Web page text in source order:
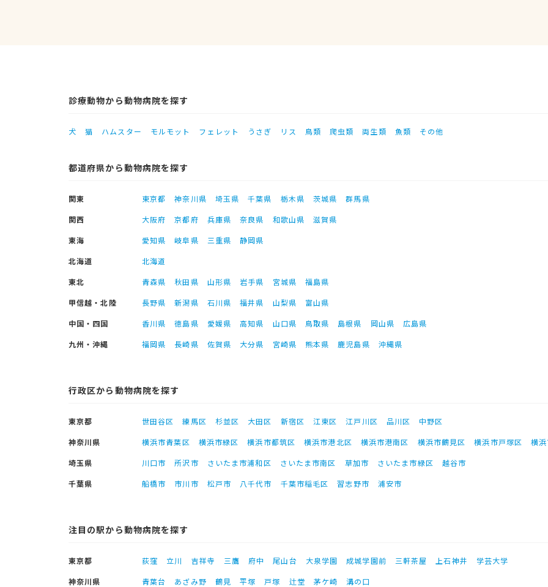
診療動物から動物病院を探す
犬 猫 ハムスター モルモット フェレット うさぎ リス 鳥類 爬虫類 両生類 魚類 その他
都道府県から動物病院を探す
関東 東京都 神奈川県 埼玉県 千葉県 栃木県 茨城県
群馬県
関西
大阪府 京都府 兵庫県 奈良県 和歌山県
滋賀県
東海
愛知県 岐阜県 三重県
静岡県
北海道
北海道
東北
青森県 秋田県 山形県 岩手県 宮城県
福島県
甲信越・北陸
長野県 新潟県 石川県 福井県 山梨県
富山県
中国・四国
香川県 徳島県 愛媛県 高知県 山口県 鳥取県 島根県 岡山県
広島県
九州・沖縄
福岡県 長崎県 佐賀県 大分県 宮崎県 熊本県 鹿児島県 沖縄県
行政区から動物病院を探す
東京都 世田谷区 練馬区 杉並区 大田区 新宿区 江東区 江戸川区 品川区
中野区
神奈川県
横浜市青葉区 横浜市緑区 横浜市都筑区 横浜市港北区 横浜市港南区 横浜市鶴見区 横浜市戸塚区
横
埼玉県
川口市 所沢市 さいたま市浦和区 さいたま市南区 草加市 さいたま市緑区
越谷市
千葉県
船橋市 市川市 松戸市 八千代市 千葉市稲毛区 習志野市 浦安市
注目の駅から動物病院を探す
東京都 荻窪 立川 吉祥寺 三鷹 府中 尾山台 大泉学園 成城学園前 三軒茶屋 上石神井
学芸大学
神奈川県
青葉台 あざみ野 鶴見 平塚 戸塚 辻堂 茅ケ崎
溝の口